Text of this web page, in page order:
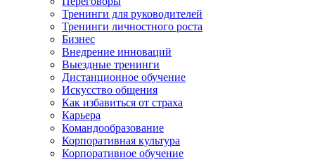
Тренинги для руководителей
Тренинги личностного роста
Бизнес
Внедрение инноваций
Выездные тренинги
Дистанционное обучение
Искусство общения
Как избавиться от страха
Карьера
Командообразование
Корпоративная культура
Корпоративное обучение